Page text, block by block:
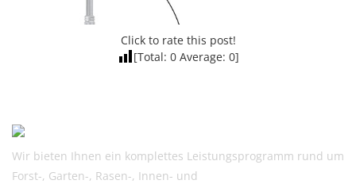
Click to rate this post!
[Total: 0Average: 0]
Wir bieten Ihnen ein komplettes Leistungsprogramm rund um
Forst-, Garten-, Rasen-, Innen- und